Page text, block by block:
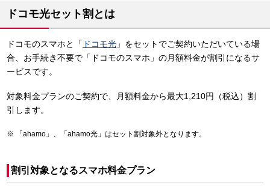
ドコモ光セット割とは
ドコモのスマホと「 ドコモ光 」をセットでご契約いただいている場
合、お手続き不要で「ドコモのスマホ」の月額料金が割引になるサ
ービスです。
対象料金プランのご契約で、月額料金から最大1,210円（税込）割
引します。
「ahamo」、「ahamo光」はセット割対象外となります。
割引対象となるスマホ料金プラン